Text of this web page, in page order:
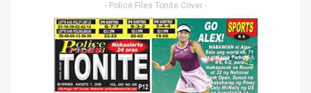
- Police Files Tonite Cover -